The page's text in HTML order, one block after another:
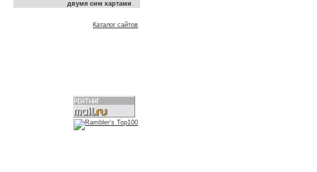
двумя сим картами
Каталог сайтов